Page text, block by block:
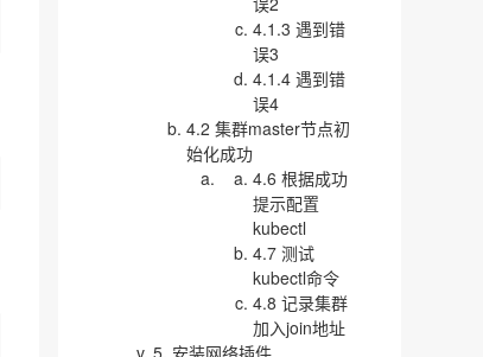
4.1.3 遇到错
误3
4.1.4 遇到错
误4
4.2 集群master节点初
始化成功
4.6 根据成功
提示配置
kubectl
4.7 测试
kubectl命令
4.8 记录集群
加入join地址
5. 安装网络插件